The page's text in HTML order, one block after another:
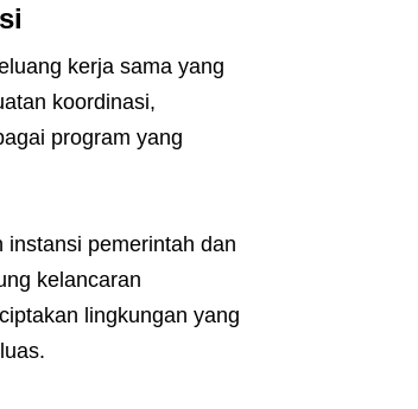
kerja sama yang
koordinasi,
program yang
pemerintah dan
kelancaran
lingkungan yang